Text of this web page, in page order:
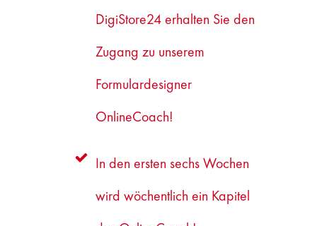
DigiStore24 erhalten Sie den
Zugang zu unserem
Formulardesigner
OnlineCoach!
In den ersten sechs Wochen
wird wöchentlich ein Kapitel